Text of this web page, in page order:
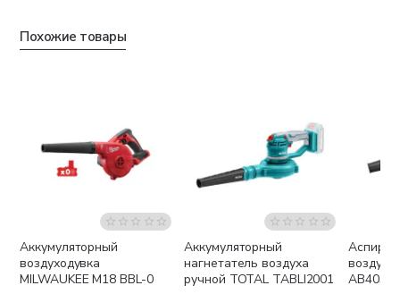
Похожие товары
Бесплатная доставка
Аккумуляторный
воздуходувка
MILWAUKEE М18 BBL-0
Аккумуляторный
нагнетатель воздуха
ручной TOTAL TABLI2001
AB4038